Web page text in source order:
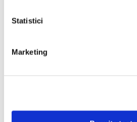
Statistici
Marketing